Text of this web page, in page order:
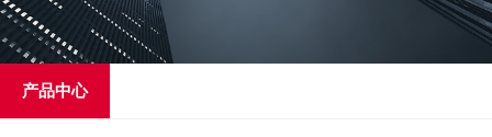
产品中心